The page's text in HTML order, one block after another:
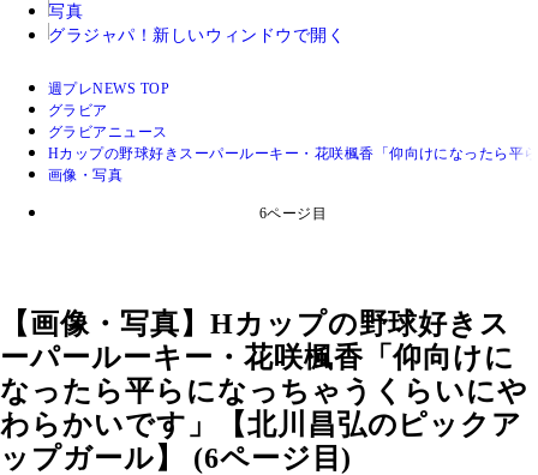
写真
グラジャパ！ 新しいウィンドウで開く
週プレNEWS TOP
グラビア
グラビアニュース
Hカップの野球好きスーパールーキー・花咲楓香「仰向けになったら平
画像・写真
6ページ目
【画像・写真】Hカップの野球好きス
ーパールーキー・花咲楓香「仰向けに
なったら平らになっちゃうくらいにや
わらかいです」【北川昌弘のピックア
ップガール】 (6ページ目)